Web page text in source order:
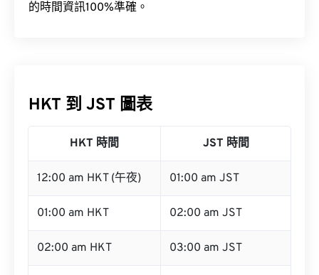
的時間資訊100%準確。
HKT 到 JST 圖表
HKT 時間 JST 時間
12:00 am HKT (午夜) 01:00 am JST
01:00 am HKT 02:00 am JST
02:00 am HKT 03:00 am JST